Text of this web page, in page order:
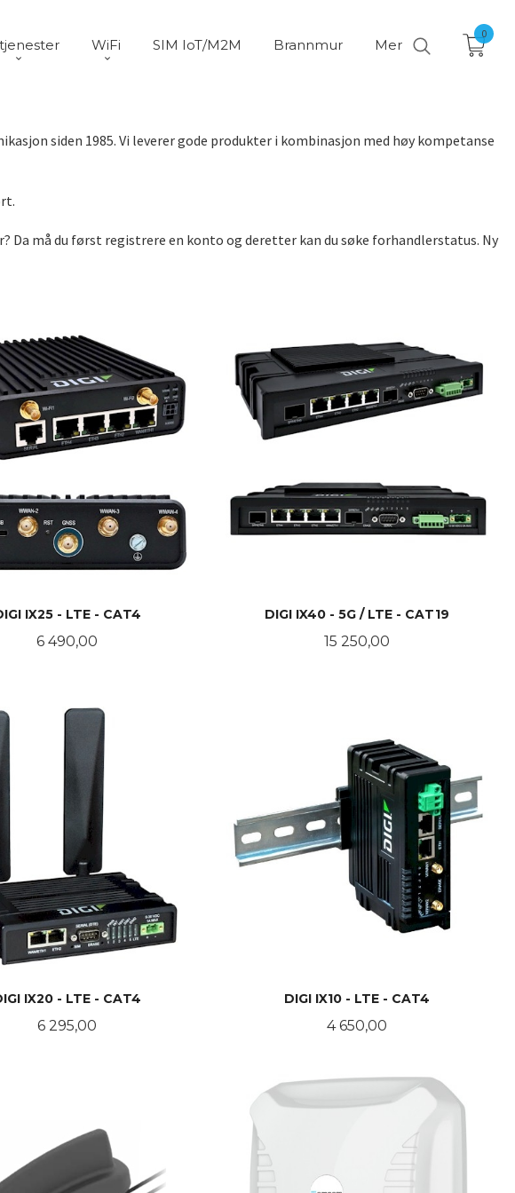
WiFi SIM IoT/M2M Brannmur Mer
0
siden 1985. Vi leverer gode produkter i kombinasjon med høy kompetanse
Da må du først registrere en konto og deretter kan du søke forhandlerstatus. Ny
IX25 - LTE - CAT4
Pris
6 490,00
DIGI IX40 - 5G / LTE - CAT19
Pris
15 250,00
IX20 - LTE - CAT4
Pris
6 295,00
DIGI IX10 - LTE - CAT4
Pris
4 650,00